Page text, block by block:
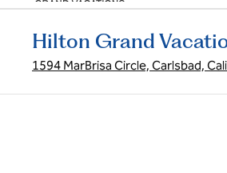
Hilton Grand
1594 MarBrisa Circle, Carlsbad,